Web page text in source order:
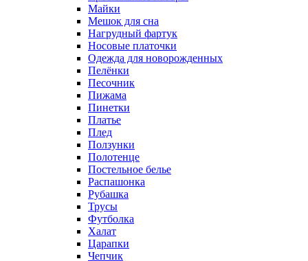
Майки
Мешок для сна
Нагрудный фартук
Носовые платочки
Одежда для новорожденных
Пелёнки
Песочник
Пижама
Пинетки
Платье
Плед
Ползунки
Полотенце
Постельное белье
Распашонка
Рубашка
Трусы
Футболка
Халат
Царапки
Чепчик